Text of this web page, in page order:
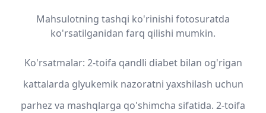
Mahsulotning tashqi ko'rinishi fotosuratda
ko'rsatilganidan farq qilishi mumkin.
Ko'rsatmalar: 2-toifa qandli diabet bilan og'rigan
kattalarda glyukemik nazoratni yaxshilash uchun
parhez va mashqlarga qo'shimcha sifatida. 2-toifa